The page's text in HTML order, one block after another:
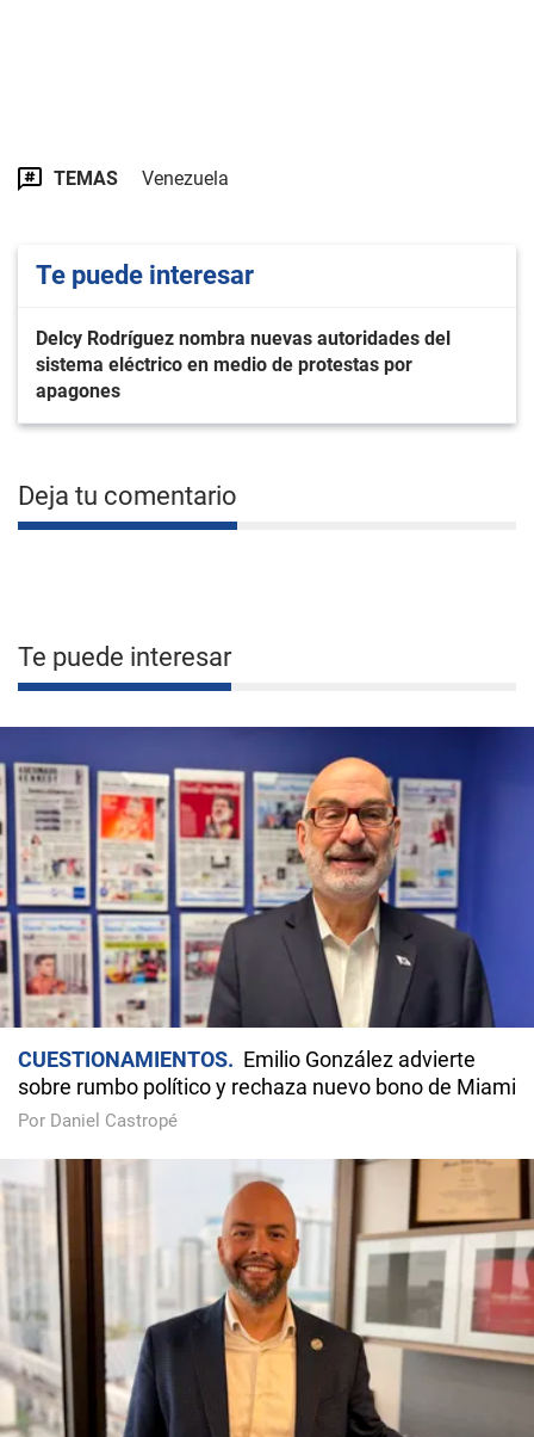
TEMAS Venezuela
Te puede interesar
Delcy Rodríguez nombra nuevas autoridades del
sistema eléctrico en medio de protestas por
apagones
Deja tu comentario
Te puede interesar
CUESTIONAMIENTOS
Emilio González advierte
sobre rumbo político y rechaza nuevo bono de Miami
Por Daniel Castropé